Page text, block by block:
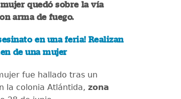
quedó sobre la vía
arma de fuego.
en una feria! Realizan
de una mujer
fue hallado tras un
la colonia Atlántida, zona